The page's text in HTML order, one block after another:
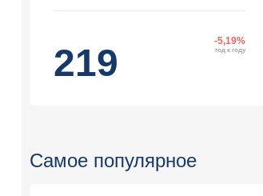
219
-5,19%
год к году
Самое популярное